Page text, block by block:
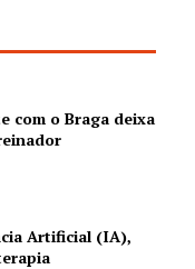
com o Braga deixa
Artificial (IA),